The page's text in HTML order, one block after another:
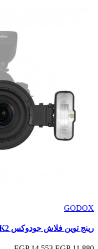
GODOX
رينج توين فلاش جودوكس MF12 K2